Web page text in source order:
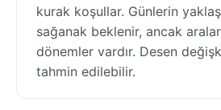
kurak koşullar. Günlerin
sağanak beklenir, ancak
dönemler vardır. Desen
tahmin edilebilir.